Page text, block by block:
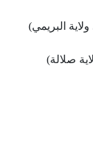
البريمي)
صلالة)